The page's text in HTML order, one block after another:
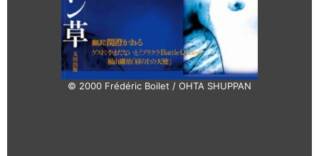
© 2000 Frédéric Boilet / OHTA SHUPPAN